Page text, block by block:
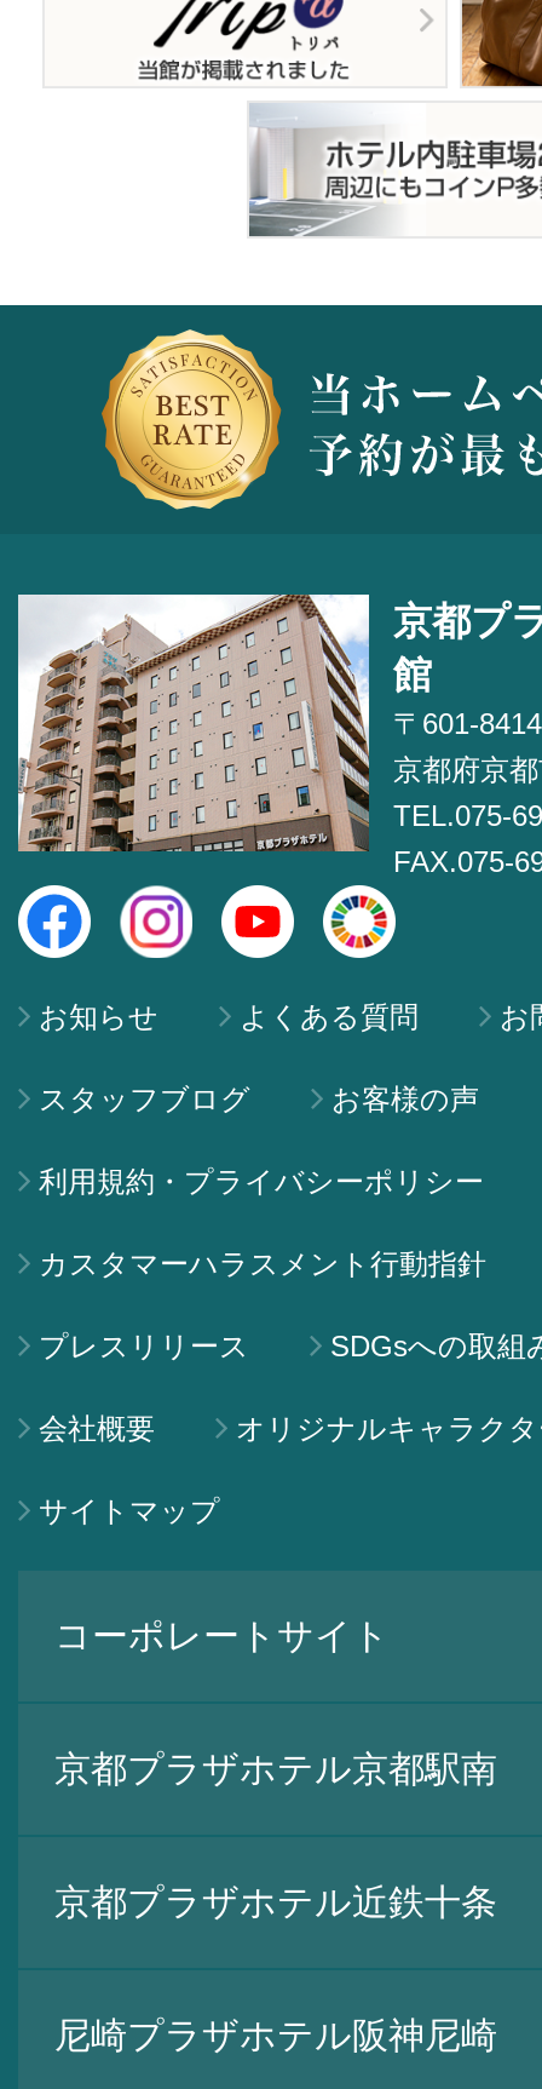
京都プ
館
〒601-8414
京都府京
TEL.075-
FAX.075-
お知らせ よくある質問 お
スタッフブログ お客様の声
利用規約・プライバシーポリシー
カスタマーハラスメント行動指針
プレスリリース SDGsへの取組
会社概要 オリジナルキャラク
サイトマップ
コーポレートサイト
京都プラザホテル京都駅南
京都プラザホテル近鉄十条
尼崎プラザホテル阪神尼崎